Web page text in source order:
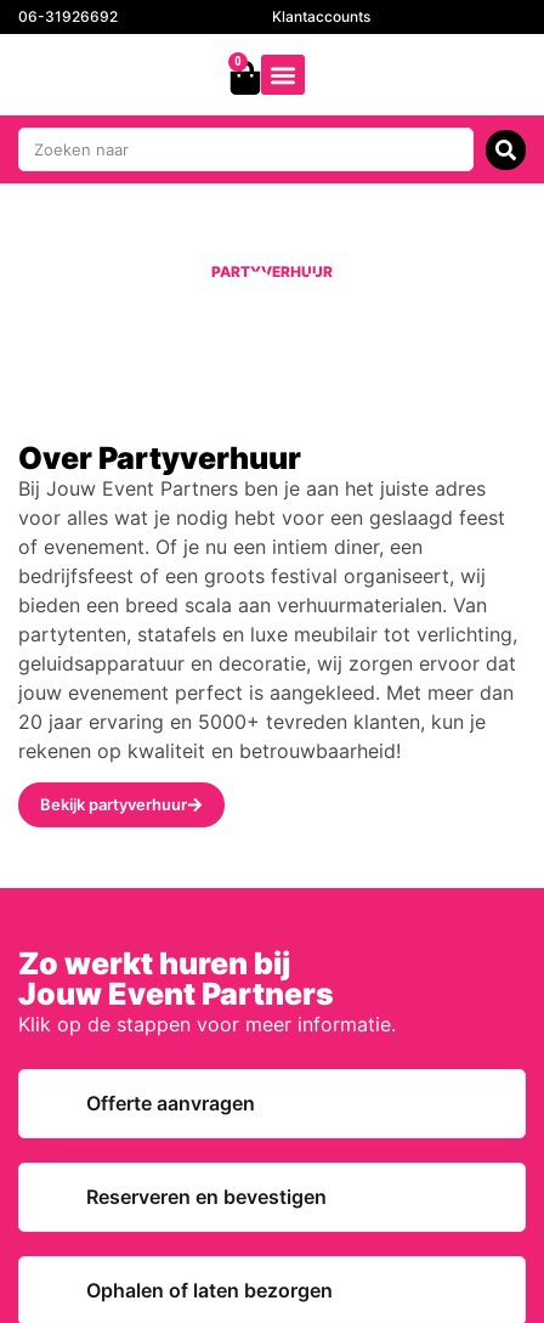
06-31926692 Klantaccounts
0
PARTYVERHUUR
Meer over Partyverhuur
Over Partyverhuur
Bij Jouw Event Partners ben je aan het juiste adres
voor alles wat je nodig hebt voor een geslaagd feest
of evenement. Of je nu een intiem diner, een
bedrijfsfeest of een groots festival organiseert, wij
bieden een breed scala aan verhuurmaterialen. Van
partytenten, statafels en luxe meubilair tot verlichting,
geluidsapparatuur en decoratie, wij zorgen ervoor dat
jouw evenement perfect is aangekleed. Met meer dan
20 jaar ervaring en 5000+ tevreden klanten, kun je
rekenen op kwaliteit en betrouwbaarheid!
Bekijk partyverhuur
Zo werkt huren bij
Jouw Event Partners
Klik op de stappen voor meer informatie.
Offerte aanvragen
Reserveren en bevestigen
Ophalen of laten bezorgen